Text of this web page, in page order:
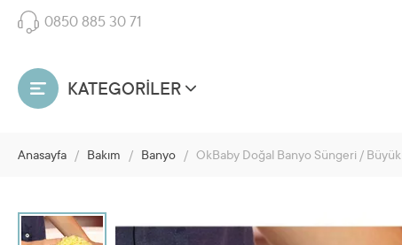
0850 885 30 71
KATEGORİLER
Anasayfa / Bakım / Banyo / OkBaby Doğal Banyo Süngeri / Büyük